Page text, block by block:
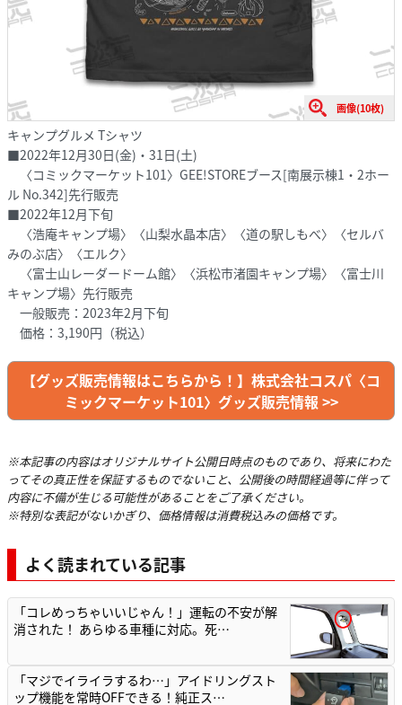
画像(10枚)
キャンプグルメ Tシャツ
■2022年12月30日(金)・31日(土)
〈コミックマーケット101〉GEE!STOREブース[南展示棟1・2ホー
ル No.342]先行販売
■2022年12月下旬
〈浩庵キャンプ場〉〈山梨水晶本店〉〈道の駅しもべ〉〈セルバ
みのぶ店〉〈エルク〉
〈富士山レーダードーム館〉〈浜松市渚園キャンプ場〉〈富士川
キャンプ場〉先行販売
一般販売：2023年2月下旬
価格：3,190円（税込）
【グッズ販売情報はこちらから！】株式会社コスパ〈コ
ミックマーケット101〉グッズ販売情報 >>
※本記事の内容はオリジナルサイト公開日時点のものであり、将来にわた
ってその真正性を保証するものでないこと、公開後の時間経過等に伴って
内容に不備が生じる可能性があることをご了承ください。
※特別な表記がないかぎり、価格情報は消費税込みの価格です。
よく読まれている記事
「コレめっちゃいいじゃん！」運転の不安が解
消された！ あらゆる車種に対応。死…
「マジでイライラするわ…」アイドリングスト
ップ機能を常時OFFできる！純正ス…